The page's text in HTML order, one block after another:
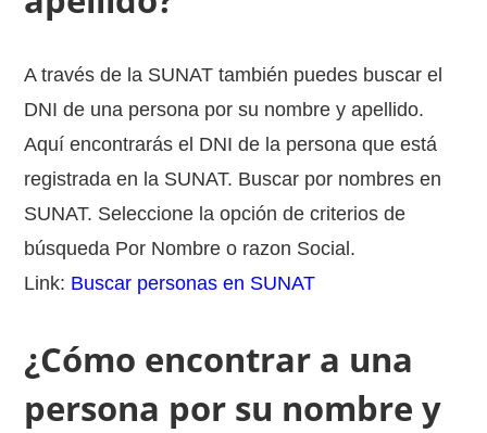
A través de la SUNAT también puedes buscar el
DNI de una persona por su nombre y apellido.
Aquí encontrarás el DNI de la persona que está
registrada en la SUNAT. Buscar por nombres en
SUNAT. Seleccione la opción de criterios de
búsqueda Por Nombre o razon Social.
Link: Buscar personas en SUNAT
¿Cómo encontrar a una
persona por su nombre y